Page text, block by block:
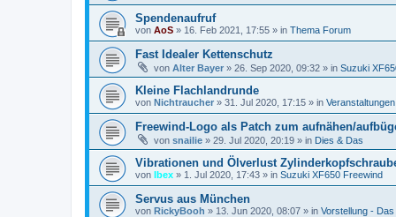
Spendenaufruf
von AoS » 16. Feb 2021, 17:55 » in Thema Forum
Fast Idealer Kettenschutz
von Alter Bayer » 26. Sep 2020, 09:32 » in Suzuki
Kleine Flachlandrunde
von Nichtraucher » 31. Jul 2020, 17:15 » in
Freewind-Logo als Patch zum aufnähen/
von snailie » 29. Jul 2020, 20:19 » in Dies & Das
Vibrationen und Ölverlust
von Ibex » 1. Jul 2020, 17:43 » in Suzuki XF650 Freewind
Servus aus München
von RickyBooh » 13. Jun 2020, 08:07 » in Vorstellung - Das